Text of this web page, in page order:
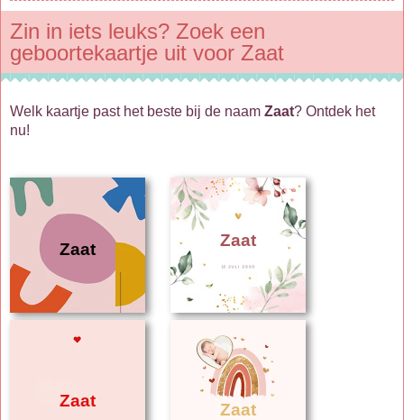
Zin in iets leuks? Zoek een
geboortekaartje uit voor Zaat
Welk kaartje past het beste bij de naam Zaat? Ontdek het
nu!
Zaat Zaat
Zaat Zaat